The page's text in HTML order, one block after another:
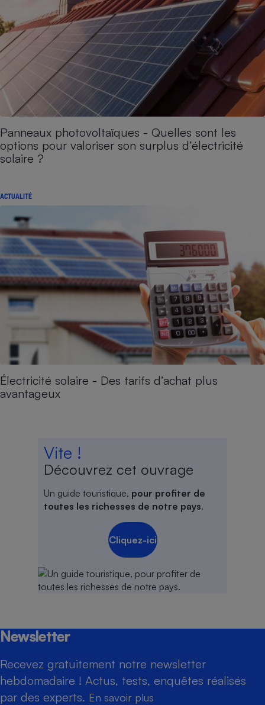
Panneaux photovoltaïques - Quelles sont les
options pour valoriser son surplus d’électricité
solaire ?
ACTUALITÉ
Électricité solaire - Des tarifs d’achat plus
avantageux
Vite !
Découvrez cet ouvrage
Un guide touristique, pour profiter de
toutes les richesses de notre pays.
Cliquez-ici
Newsletter
Recevez gratuitement notre newsletter
hebdomadaire ! Actus, tests, enquêtes réalisés
par des experts. En savoir plus